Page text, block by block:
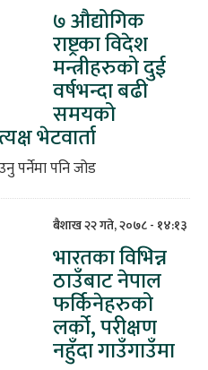
७ औद्योगिक
राष्ट्रका विदेश
मन्त्रीहरुको दुई
वर्षभन्दा बढी
समयको
भेटवार्ता
पर्नेमा पनि जोड
बैशाख २२ गते, २०७८ - १४:१३
भारतका विभिन्न
ठाउँबाट नेपाल
फर्किनेहरुको
लर्को, परीक्षण
नहुँदा गाउँगाउँमा